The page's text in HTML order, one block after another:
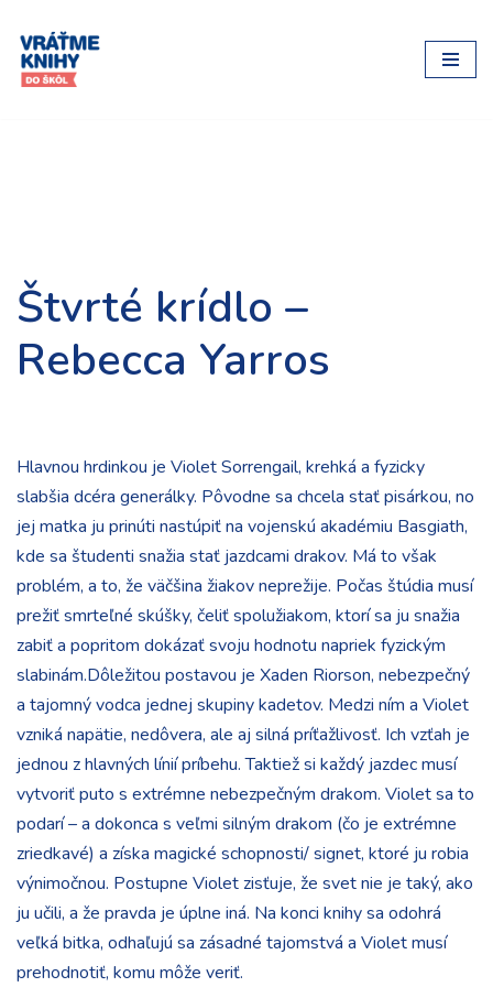
Preskočiť
na
Štvrté krídlo –
Rebecca Yarros
Hlavnou hrdinkou je Violet Sorrengail, krehká a fyzicky
slabšia dcéra generálky. Pôvodne sa chcela stať pisárkou, no
jej matka ju prinúti nastúpiť na vojenskú akadémiu Basgiath,
kde sa študenti snažia stať jazdcami drakov. Má to však
problém, a to, že väčšina žiakov neprežije. Počas štúdia musí
prežiť smrteľné skúšky, čeliť spolužiakom, ktorí sa ju snažia
zabiť a popritom dokázať svoju hodnotu napriek fyzickým
slabinám.Dôležitou postavou je Xaden Riorson, nebezpečný
a tajomný vodca jednej skupiny kadetov. Medzi ním a Violet
vzniká napätie, nedôvera, ale aj silná príťažlivosť. Ich vzťah je
jednou z hlavných línií príbehu. Taktiež si každý jazdec musí
vytvoriť puto s extrémne nebezpečným drakom. Violet sa to
podarí – a dokonca s veľmi silným drakom (čo je extrémne
zriedkavé) a získa magické schopnosti/ signet, ktoré ju robia
výnimočnou. Postupne Violet zisťuje, že svet nie je taký, ako
ju učili, a že pravda je úplne iná. Na konci knihy sa odohrá
veľká bitka, odhaľujú sa zásadné tajomstvá a Violet musí
prehodnotiť, komu môže veriť.